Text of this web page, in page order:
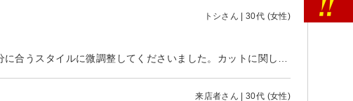
トシさん | 30代 (女性)
来店者さん | 30代 (女性)